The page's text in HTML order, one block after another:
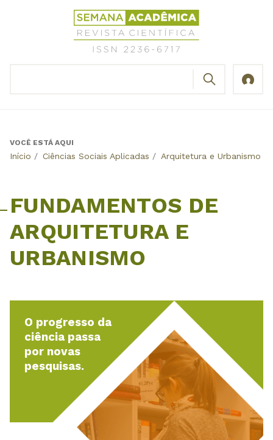
Revista
Científica
Semana
Back
VOCÊ ESTÁ AQUI
Início / Ciências Sociais Aplicadas / Arquitetura e Urbanismo
FUNDAMENTOS DE
ARQUITETURA E
URBANISMO
O progresso da
ciência passa
por novas
pesquisas.